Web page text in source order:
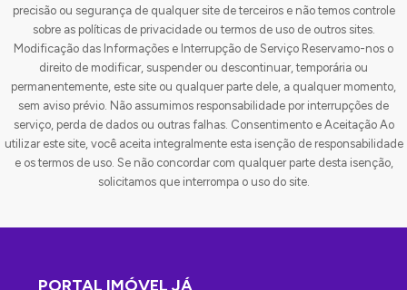
precisão ou segurança de qualquer site de terceiros e não temos controle
sobre as políticas de privacidade ou termos de uso de outros sites.
Modificação das Informações e Interrupção de Serviço Reservamo-nos o
direito de modificar, suspender ou descontinuar, temporária ou
permanentemente, este site ou qualquer parte dele, a qualquer momento,
sem aviso prévio. Não assumimos responsabilidade por interrupções de
serviço, perda de dados ou outras falhas. Consentimento e Aceitação Ao
utilizar este site, você aceita integralmente esta isenção de responsabilidade
e os termos de uso. Se não concordar com qualquer parte desta isenção,
solicitamos que interrompa o uso do site.
PORTAL IMÓVEL JÁ